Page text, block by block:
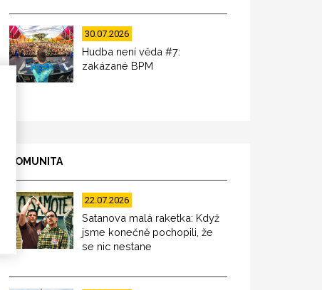
30.07.2026
Hudba není věda #7:
zakázané BPM
KOMUNITA
22.07.2026
Satanova malá raketka: Když
jsme konečně pochopili, že
se nic nestane